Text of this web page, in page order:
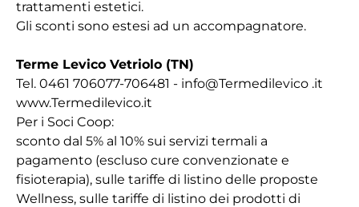
trattamenti estetici.
Gli sconti sono estesi ad un accompagnatore.
Terme Levico Vetriolo (TN)
Tel. 0461 706077-706481 - info@Termedilevico .it
www.Termedilevico.it
Per i Soci Coop:
sconto dal 5% al 10% sui servizi termali a
pagamento (escluso cure convenzionate e
fisioterapia), sulle tariffe di listino delle proposte
Wellness, sulle tariffe di listino dei prodotti di